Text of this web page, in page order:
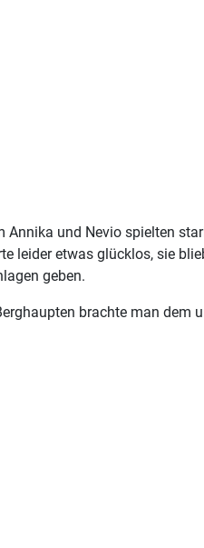
und Nevio spielten
etwas glücklos, sie
geben.
brachte man dem